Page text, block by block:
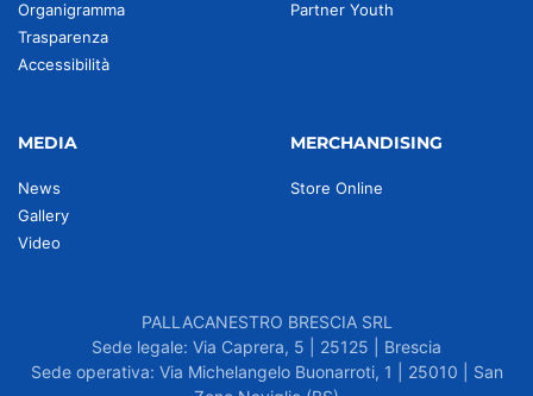
Organigramma
Trasparenza
Accessibilità
Partner Youth
MEDIA
News
Gallery
Video
MERCHANDISING
Store Online
PALLACANESTRO BRESCIA SRL
Sede legale: Via Caprera, 5 | 25125 | Brescia
Sede operativa: Via Michelangelo Buonarroti, 1 | 25010 | San